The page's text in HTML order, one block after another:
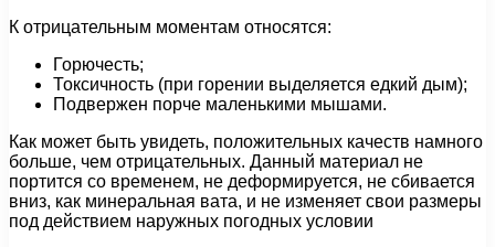
К отрицательным моментам относятся:
Горючесть;
Токсичность (при горении выделяется едкий дым);
Подвержен порче маленькими мышами.
Как может быть увидеть, положительных качеств намного
больше, чем отрицательных. Данный материал не
портится со временем, не деформируется, не сбивается
вниз, как минеральная вата, и не изменяет свои размеры
под действием наружных погодных условии